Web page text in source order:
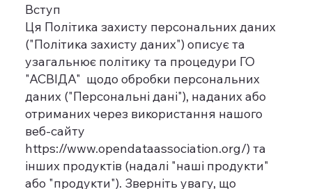
Вступ
Ця Політика захисту персональних даних
("Політика захисту даних") описує та
узагальнює політику та процедури ГО
"АСВІДА" щодо обробки персональних
даних ("Персональні дані"), наданих або
отриманих через використання нашого
веб-сайту
https://www.opendataassociation.org/)та
інших продуктів (надалі "наші продукти"
або "продукти"). Зверніть увагу, що